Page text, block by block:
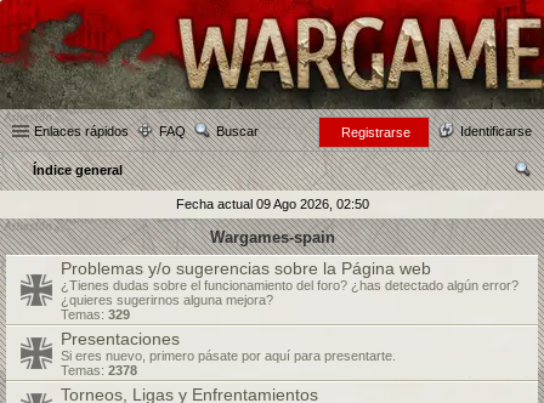
Enlaces rápidos FAQ Buscar Identificarse
Registrarse
Índice general
car
Fecha actual 09 Ago 2026, 02:50
Wargames-spain
Problemas y/o sugerencias sobre la Página web
¿Tienes dudas sobre el funcionamiento del foro? ¿has detectado algún error?
¿quieres sugerirnos alguna mejora?
Temas: 329
Presentaciones
Si eres nuevo, primero pásate por aquí para presentarte.
Temas: 2378
Torneos, Ligas y Enfrentamientos